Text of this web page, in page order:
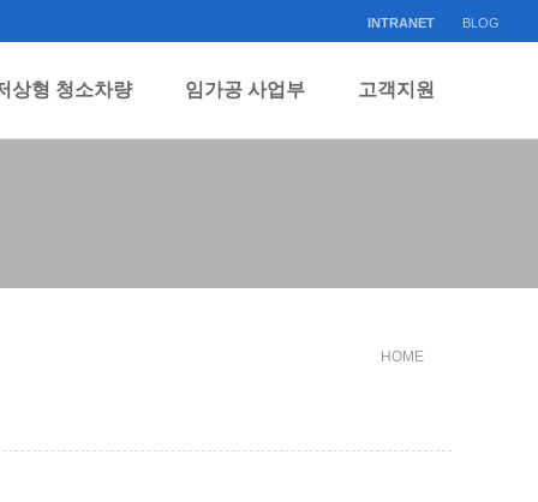
INTRANET BLOG
상형 청소차량 임가공 사업부 고객지원
HOME